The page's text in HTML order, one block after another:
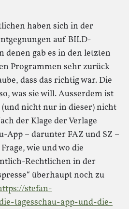
haben sich in der
auf BILD-
denen gab es in den letzten
Programmen sehr zurück
dass das richtig war. Die
was sie will. Ausserdem ist
(und nicht nur in dieser) nicht
der Klage der Verlage
App – darunter FAZ und SZ –
wie und wo die
Rechtlichen in der
überhaupt noch zu
stefan-
tagesschau-app-und-die-